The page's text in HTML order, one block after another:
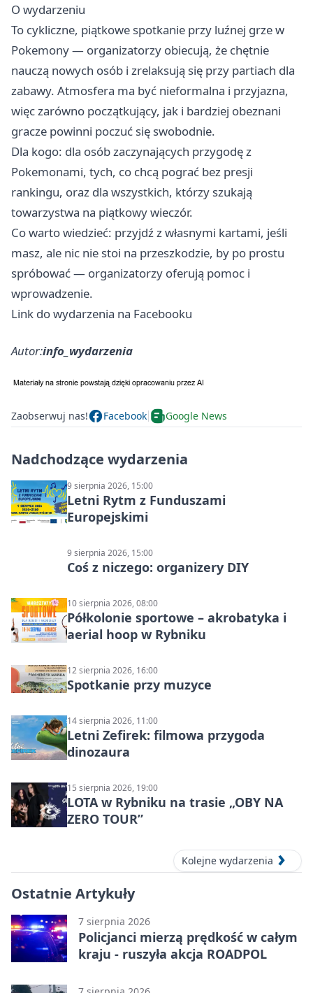
O wydarzeniu
To cykliczne, piątkowe spotkanie przy luźnej grze w
Pokemony — organizatorzy obiecują, że chętnie
nauczą nowych osób i zrelaksują się przy partiach dla
zabawy. Atmosfera ma być nieformalna i przyjazna,
więc zarówno początkujący, jak i bardziej obeznani
gracze powinni poczuć się swobodnie.
Dla kogo: dla osób zaczynających przygodę z
Pokemonami, tych, co chcą pograć bez presji
rankingu, oraz dla wszystkich, którzy szukają
towarzystwa na piątkowy wieczór.
Co warto wiedzieć: przyjdź z własnymi kartami, jeśli
masz, ale nic nie stoi na przeszkodzie, by po prostu
spróbować — organizatorzy oferują pomoc i
wprowadzenie.
Link do wydarzenia na Facebooku
Autor:info_wydarzenia
Zaobserwuj nas! Facebook Google News
Nadchodzące wydarzenia
9 sierpnia 2026, 15:00
Letni Rytm z Funduszami
Europejskimi
9 sierpnia 2026, 15:00
Coś z niczego: organizery DIY
10 sierpnia 2026, 08:00
Półkolonie sportowe – akrobatyka i
aerial hoop w Rybniku
12 sierpnia 2026, 16:00
Spotkanie przy muzyce
14 sierpnia 2026, 11:00
Letni Zefirek: filmowa przygoda
dinozaura
15 sierpnia 2026, 19:00
LOTA w Rybniku na trasie „OBY NA
ZERO TOUR”
Kolejne wydarzenia
Ostatnie Artykuły
7 sierpnia 2026
Policjanci mierzą prędkość w całym
kraju - ruszyła akcja ROADPOL